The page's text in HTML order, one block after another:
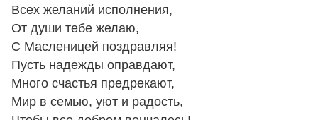
Всех желаний исполнения,
От души тебе желаю,
С Масленицей поздравляя!
Пусть надежды оправдают,
Много счастья предрекают,
Мир в семью, уют и радость,